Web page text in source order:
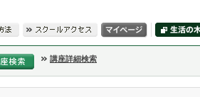
講座詳細検索